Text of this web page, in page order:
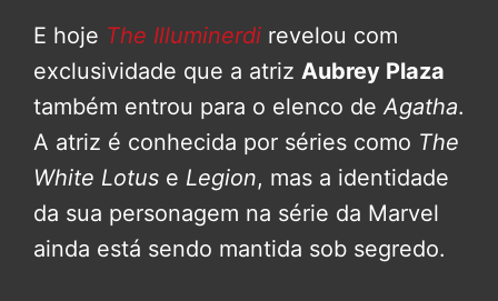
E hoje The Illuminerdi revelou com
exclusividade que a atriz Aubrey Plaza
também entrou para o elenco deAgatha.
A atriz é conhecida por séries como The
White Lotus e Legion, mas a identidade
da sua personagem na série da Marvel
ainda está sendo mantida sob segredo.